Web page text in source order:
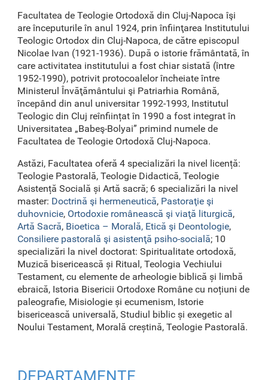
Facultatea de Teologie Ortodoxă din Cluj-Napoca îşi
are începuturile în anul 1924, prin înfiinţarea Institutului
Teologic Ortodox din Cluj-Napoca, de către episcopul
Nicolae Ivan (1921-1936). După o istorie frământată, în
care activitatea institutului a fost chiar sistată (între
1952-1990), potrivit protocoalelor încheiate între
Ministerul Învăţământului şi Patriarhia Română,
începând din anul universitar 1992-1993, Institutul
Teologic din Cluj reînființat în 1990 a fost integrat în
Universitatea „Babeş-Bolyai” primind numele de
Facultatea de Teologie Ortodoxă Cluj-Napoca.
Astăzi, Facultatea oferă 4 specializări la nivel licență:
Teologie Pastorală, Teologie Didactică, Teologie
Asistență Socială și Artă sacră; 6 specializări la nivel
master: Doctrină şi hermeneutică, Pastoraţie şi
duhovnicie, Ortodoxie românească şi viaţă liturgică,
Artă Sacră, Bioetica – Morală, Etică şi Deontologie,
Consiliere pastorală şi asistenţă psiho-socială; 10
specializări la nivel doctorat: Spiritualitate ortodoxă,
Muzică bisericească și Ritual, Teologia Vechiului
Testament, cu elemente de arheologie biblică și limbă
ebraică, Istoria Bisericii Ortodoxe Române cu noțiuni de
paleografie, Misiologie și ecumenism, Istorie
bisericească universală, Studiul biblic și exegetic al
Noului Testament, Morală creștină, Teologie Pastorală.
DEPARTAMENTE